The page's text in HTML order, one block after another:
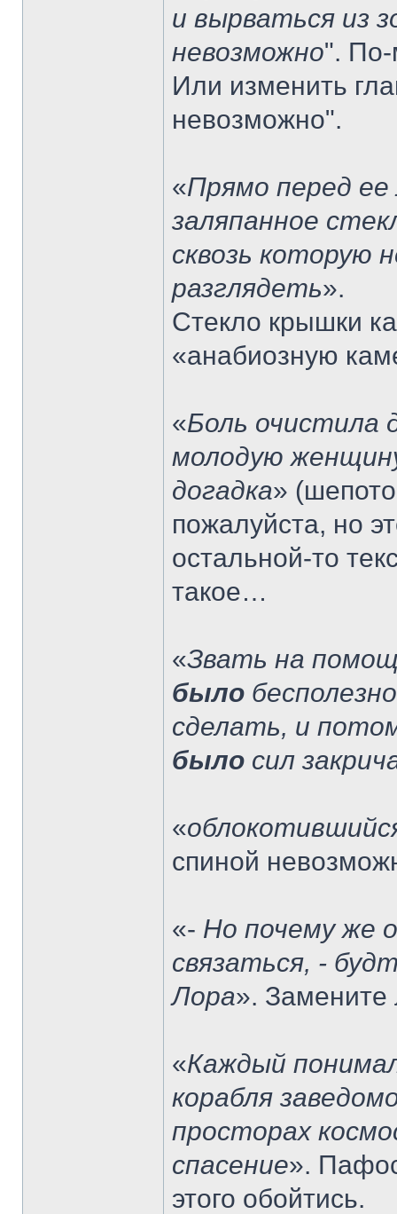
и вырваться из
невозможно". По-
Или изменить
невозможно".
«Прямо перед
заляпанное
сквозь которую
разглядеть».
Стекло крышки
«анабиозную
«Боль очистила
молодую
догадка»
пожалуйста, но
остальной-то
такое…
«Звать на
было
сделать, и
было сил
«
спиной
«- Но почему же
связаться, -
Лора». Замените
«Каждый
корабля
просторах
спасение».
этого обойтись.